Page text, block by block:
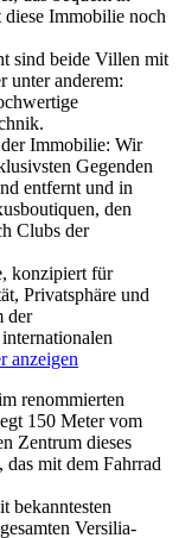
Immobilie noch
sind beide Villen mit
unter anderem:
Immobilie: Wir
Gegenden
entfernt und in
den
Clubs der
konzipiert für
Privatsphäre und
der
anzeigen
renommierten
150 Meter vom
Zentrum dieses
mit dem Fahrrad
bekanntesten
Versilia-